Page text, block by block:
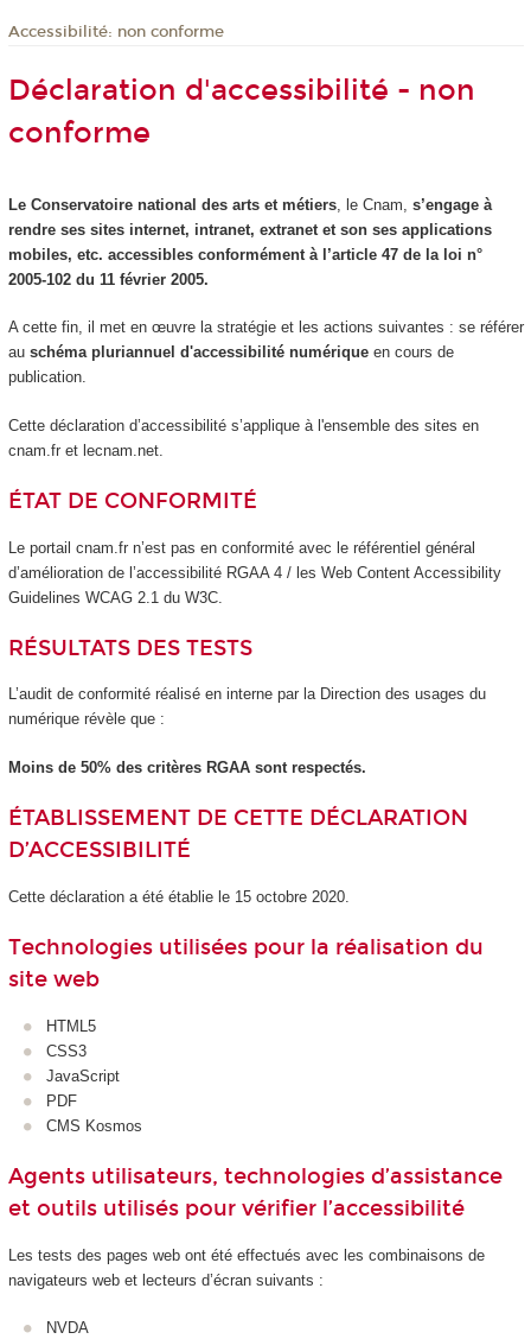
Accessibilité: non conforme
Déclaration d'accessibilité - non
conforme
Le Conservatoire national des arts et métiers, le Cnam, s’engage à
rendre ses sites internet, intranet, extranet et son ses applications
mobiles, etc. accessibles conformément à l’article 47 de la loi n°
2005-102 du 11 février 2005.
A cette fin, il met en œuvre la stratégie et les actions suivantes : se référer
au schéma pluriannuel d'accessibilité numériqueen cours de
publication.
Cette déclaration d’accessibilité s’applique à l'ensemble des sites en
cnam.fr et lecnam.net.
ÉTAT DE CONFORMITÉ
Le portail cnam.fr n’est pas en conformité avec le référentiel général
d’amélioration de l’accessibilité RGAA 4 / les Web Content Accessibility
Guidelines WCAG 2.1 du W3C.
RÉSULTATS DES TESTS
L’audit de conformité réalisé en interne par la Direction des usages du
numérique révèle que :
Moins de 50% des critères RGAA sont respectés.
ÉTABLISSEMENT DE CETTE DÉCLARATION
D’ACCESSIBILITÉ
Cette déclaration a été établie le 15 octobre 2020.
Technologies utilisées pour la réalisation du
site web
HTML5
CSS3
JavaScript
PDF
CMS Kosmos
Agents utilisateurs, technologies d’assistance
et outils utilisés pour vérifier l’accessibilité
Les tests des pages web ont été effectués avec les combinaisons de
navigateurs web et lecteurs d’écran suivants :
NVDA